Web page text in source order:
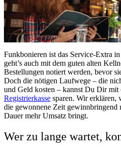
Funkbonieren ist das Service-Extra
geht’s auch mit dem guten alten
Bestellungen notiert werden, bevor
Doch die nötigen Laufwege – die
und Geld kosten – kannst Du Dir mit
Registrierkasse sparen. Wir erklären,
die gewonnene Zeit gewinnbringend
Dauer mehr Umsatz bringt.
Wer zu lange wartet,